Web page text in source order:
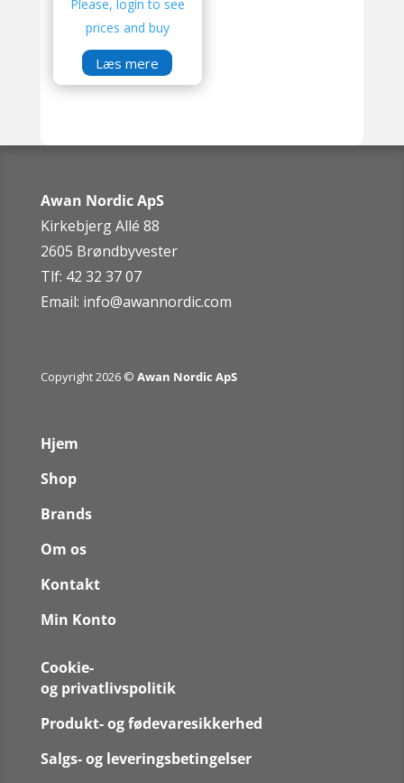
Please, login to see
prices and buy
Læs mere
Awan Nordic ApS
Kirkebjerg Allé 88
2605 Brøndbyvester
Tlf: 42 32 37 07
Email: info@awannordic.com
Copyright 2026 © Awan Nordic ApS
Hjem
Shop
Brands
Om os
Kontakt
Min Konto
Cookie-
og privatlivspolitik
Produkt- og fødevaresikkerhed
Salgs- og leveringsbetingelser